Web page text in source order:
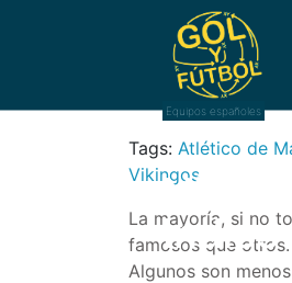
Equipos españoles
Ni
Indios
Tags: Atlético de
Vikingos
La mayoría, si no
famosos que
Algunos son